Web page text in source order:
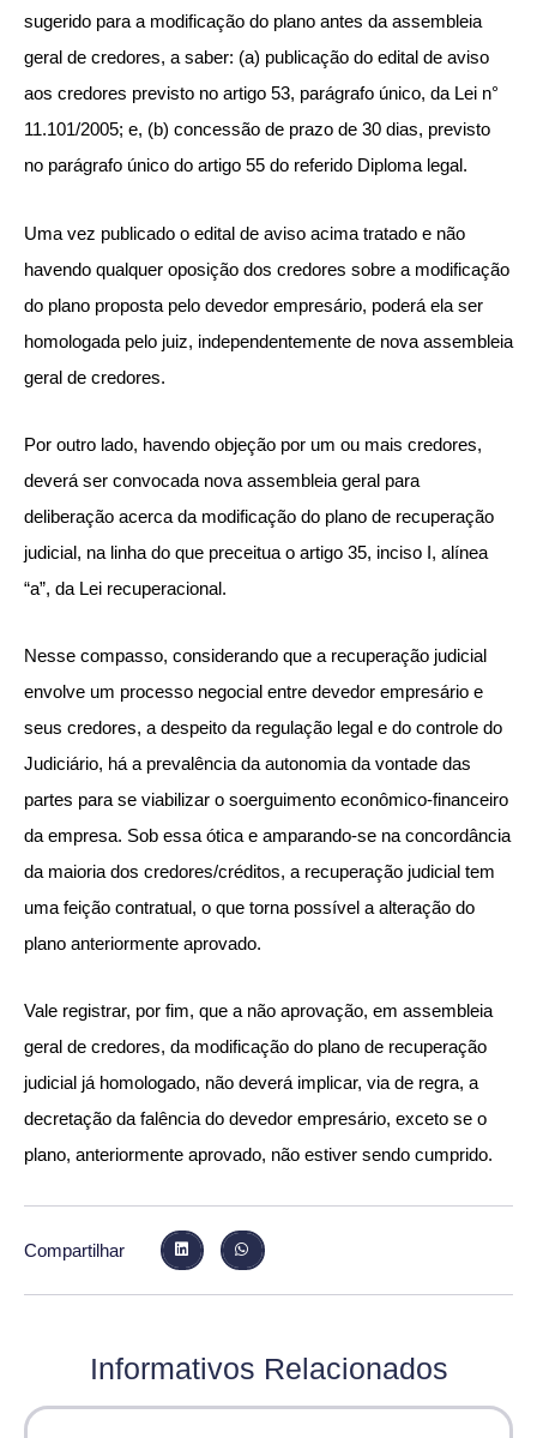
sugerido para a modificação do plano antes da assembleia
geral de credores, a saber: (a) publicação do edital de aviso
aos credores previsto no artigo 53, parágrafo único, da Lei n°
11.101/2005; e, (b) concessão de prazo de 30 dias, previsto
no parágrafo único do artigo 55 do referido Diploma legal.
Uma vez publicado o edital de aviso acima tratado e não
havendo qualquer oposição dos credores sobre a modificação
do plano proposta pelo devedor empresário, poderá ela ser
homologada pelo juiz, independentemente de nova assembleia
geral de credores.
Por outro lado, havendo objeção por um ou mais credores,
deverá ser convocada nova assembleia geral para
deliberação acerca da modificação do plano de recuperação
judicial, na linha do que preceitua o artigo 35, inciso I, alínea
“a”, da Lei recuperacional.
Nesse compasso, considerando que a recuperação judicial
envolve um processo negocial entre devedor empresário e
seus credores, a despeito da regulação legal e do controle do
Judiciário, há a prevalência da autonomia da vontade das
partes para se viabilizar o soerguimento econômico-financeiro
da empresa. Sob essa ótica e amparando-se na concordância
da maioria dos credores/créditos, a recuperação judicial tem
uma feição contratual, o que torna possível a alteração do
plano anteriormente aprovado.
Vale registrar, por fim, que a não aprovação, em assembleia
geral de credores, da modificação do plano de recuperação
judicial já homologado, não deverá implicar, via de regra, a
decretação da falência do devedor empresário, exceto se o
plano, anteriormente aprovado, não estiver sendo cumprido.
Compartilhar
Informativos Relacionados